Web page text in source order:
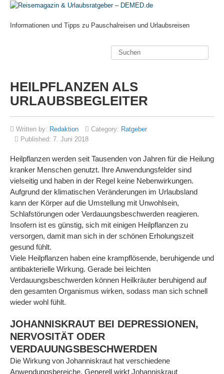
Informationen und Tipps zu Pauschalreisen und Urlaubsreisen
HEILPFLANZEN ALS
URLAUBSBEGLEITER
Written by: Redaktion Category: Ratgeber
Published: 7. Juni 2018
Heilpflanzen werden seit Tausenden von Jahren für die Heilung
kranker Menschen genutzt. Ihre Anwendungsfelder sind
vielseitig und haben in der Regel keine Nebenwirkungen.
Aufgrund der klimatischen Veränderungen im Urlaubsland
kann der Körper auf die Umstellung mit Unwohlsein,
Schlafstörungen oder Verdauungsbeschwerden reagieren.
Insofern ist es günstig, sich mit einigen Heilpflanzen zu
versorgen, damit man sich in der schönen Erholungszeit
gesund fühlt.
Viele Heilpflanzen haben eine krampflösende, beruhigende und
antibakterielle Wirkung. Gerade bei leichten
Verdauungsbeschwerden können Heilkräuter beruhigend auf
den gesamten Organismus wirken, sodass man sich schnell
wieder wohl fühlt.
JOHANNISKRAUT BEI DEPRESSIONEN,
NERVOSITÄT ODER
VERDAUUNGSBESCHWERDEN
Die Wirkung von Johanniskraut hat verschiedene
Anwendungsbereiche. Generell wirkt Johanniskraut